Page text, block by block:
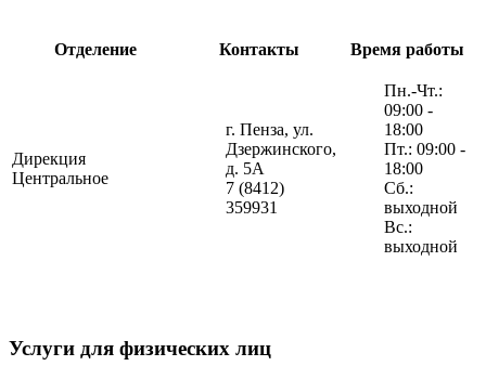
Отделение Контакты Время работы
Дирекция
Центральное
г. Пенза, ул.
Дзержинского,
д. 5А
7 (8412)
359931
Пн.-Чт.:
09:00 -
18:00
Пт.: 09:00 -
18:00
Сб.:
выходной
Вс.:
выходной
Услуги для физических лиц